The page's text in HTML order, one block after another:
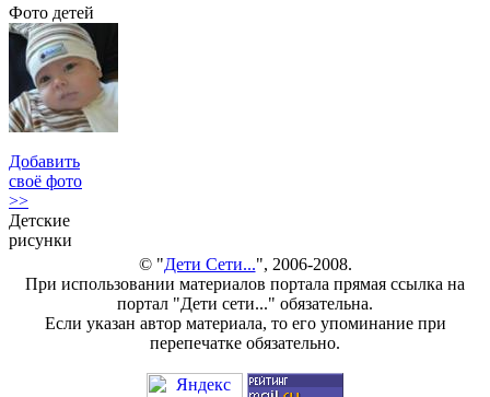
Фото детей
Добавить
своё фото
>>
Детские
рисунки
© "Дети Сети...", 2006-2008.
При использовании материалов портала прямая ссылка на
портал "Дети сети..." обязательна.
Если указан автор материала, то его упоминание при
перепечатке обязательно.